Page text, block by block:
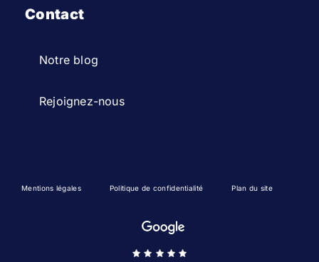
Contact
Notre blog
Rejoignez-nous
Mentions légales Politique de confidentialité Plan du site